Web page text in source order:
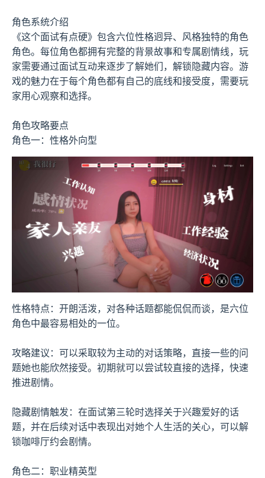
角色系统介绍
《这个面试有点硬》包含六位性格迥异、风格独特的角色
角色。每位角色都拥有完整的背景故事和专属剧情线，玩
家需要通过面试互动来逐步了解她们，解锁隐藏内容。游
戏的魅力在于每个角色都有自己的底线和接受度，需要玩
家用心观察和选择。
角色攻略要点
角色一：性格外向型
性格特点：开朗活泼，对各种话题都能侃侃而谈，是六位
角色中最容易相处的一位。
攻略建议：可以采取较为主动的对话策略，直接一些的问
题她也能欣然接受。初期就可以尝试较直接的选择，快速
推进剧情。
隐藏剧情触发：在面试第三轮时选择关于兴趣爱好的话
题，并在后续对话中表现出对她个人生活的关心，可以解
锁咖啡厅约会剧情。
角色二：职业精英型